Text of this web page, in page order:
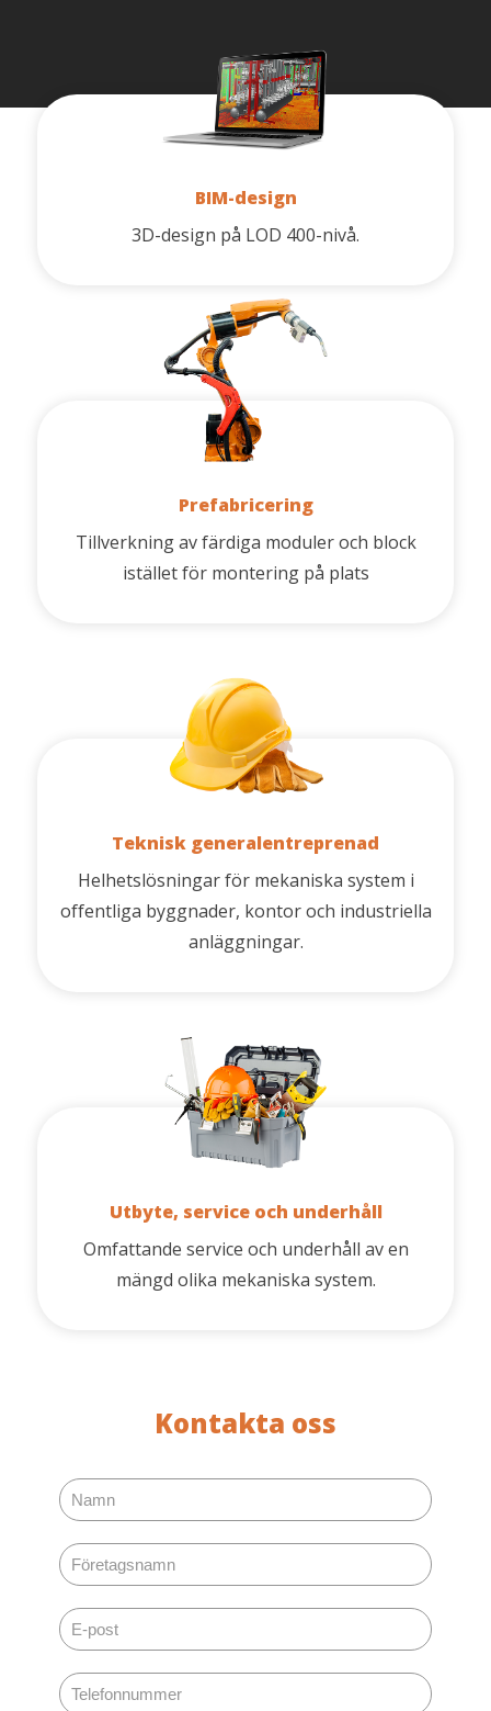
BIM-design
3D-design på LOD 400-nivå.
Prefabricering
Tillverkning av färdiga moduler och block
istället för montering på plats
Teknisk generalentreprenad
Helhetslösningar för mekaniska system i
offentliga byggnader, kontor och industriella
anläggningar.
Utbyte, service och underhåll
Omfattande service och underhåll av en
mängd olika mekaniska system.
Kontakta oss